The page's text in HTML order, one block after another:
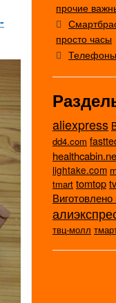
прочие
просто часы
aliexpress
dd4.com
lightake.com
tmart tomtop
Виготовлено
твц-молл